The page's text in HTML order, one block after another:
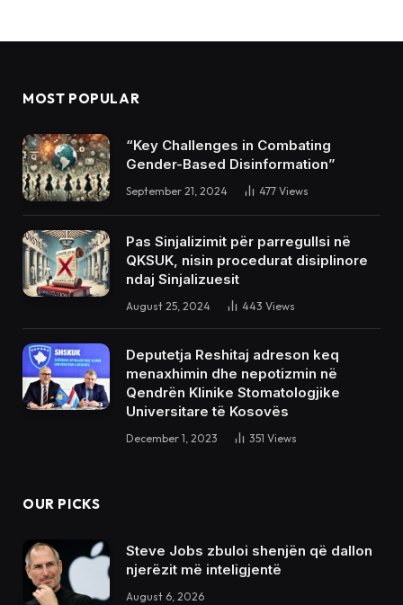
MOST POPULAR
“Key Challenges in Combating
Gender-Based Disinformation”
September 21, 2024 477 Views
Pas Sinjalizimit për parregullsi në
QKSUK, nisin procedurat disiplinore
ndaj Sinjalizuesit
August 25, 2024 443 Views
Deputetja Reshitaj adreson keq
menaxhimin dhe nepotizmin në
Qendrën Klinike Stomatologjike
Universitare të Kosovës
December 1, 2023 351 Views
OUR PICKS
Steve Jobs zbuloi shenjën që dallon
njerëzit më inteligjentë
August 6, 2026